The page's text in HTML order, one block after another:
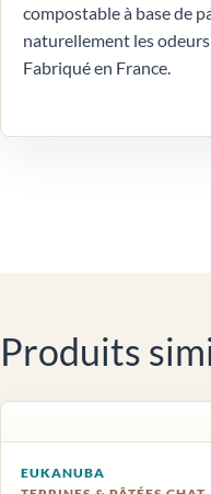
compostable à base de
naturellement les
Fabriqué en France.
Produits
EUKANUBA